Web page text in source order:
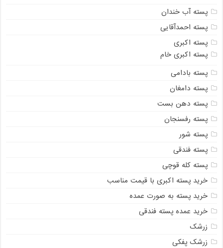
پسته آب خندان
پسته احمدآقایی
پسته اکبری
پسته اکبری خام
پسته بادامی
پسته دامغان
پسته دهن بست
پسته رفسنجان
پسته شور
پسته فندقی
پسته کله قوچی
خرید پسته اکبری با قیمت مناسب
خرید پسته به صورت عمده
خرید عمده پسته فندقی
زرشک
زرشک پفکی